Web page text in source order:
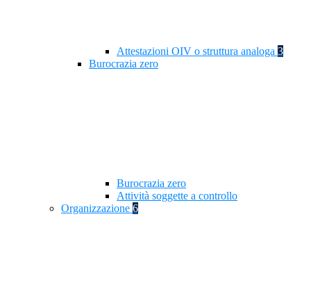
Attestazioni OIV o struttura analoga 3
Burocrazia zero
Burocrazia zero
Attività soggette a controllo
Organizzazione 6